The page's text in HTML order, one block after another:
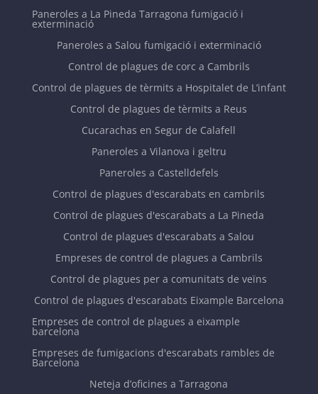
Paneroles a La Pineda Tarragona fumigació i
exterminació
Paneroles a Salou fumigació i exterminació
Control de plagues de corc a Cambrils
Control de plagues de tèrmits a Hospitalet de L’infant
Control de plagues de tèrmits a Reus
Cucarachas en Segur de Calafell
Paneroles a Vilanova i geltru
Paneroles a Castelldefels
Control de plagues d'escarabats en cambrils
Control de plagues d'escarabats a La Pineda
Control de plagues d'escarabats a Salou
Empreses de control de plagues a Cambrils
Control de plagues per a comunitats de veïns
Control de plagues d'escarabats Eixample Barcelona
Empreses de control de plagues a eixample
barcelona
Empreses de fumigacions d'escarabats rambles de
Barcelona
Neteja d’oficines a Tarragona